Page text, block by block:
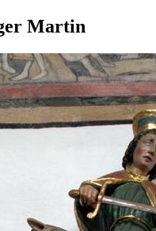
Martin